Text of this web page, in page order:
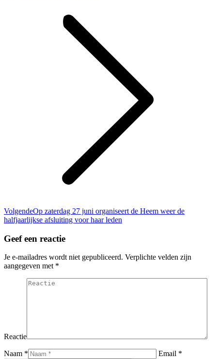
VolgendeVolgend
bericht
Op zaterdag 27 juni organiseert de Heem weer de
halfjaarlijkse afsluiting voor haar leden
Geef een reactie
Je e-mailadres wordt niet gepubliceerd. Verplichte velden zijn
aangegeven met *
Reactie
Naam *
Email *